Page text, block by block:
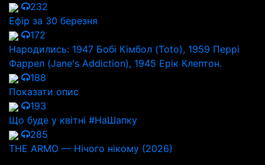
232
Ефір за 30 березня
172
Народились: 1947 Бобі Кімбол (Toto), 1959 Перрі
Фаррел (Jane's Addiction), 1945 Ерік Клептон.
188
Показати опис
193
Що буде у квітні #НаШапку
285
THE ARMO — Нічого нікому (2026)